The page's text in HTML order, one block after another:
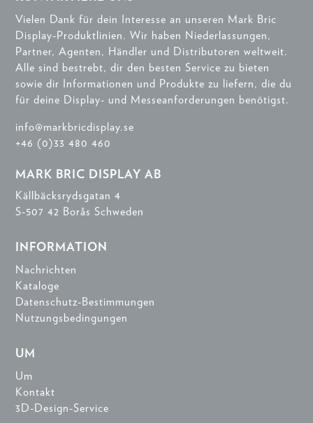
Vielen Dank für dein Interesse an unseren Mark Bric
Display-Produktlinien. Wir haben Niederlassungen,
Partner, Agenten, Händler und Distributoren weltweit.
Alle sind bestrebt, dir den besten Service zu bieten
sowie dir Informationen und Produkte zu liefern, die du
für deine Display- und Messeanforderungen benötigst.
info@markbricdisplay.se
+46 (0)33 480 460
MARK BRIC DISPLAY AB
Källbäcksrydsgatan 4
S-507 42 Borås Schweden
INFORMATION
Nachrichten
Kataloge
Datenschutz-Bestimmungen
Nutzungsbedingungen
UM
Um
Kontakt
3D-Design-Service